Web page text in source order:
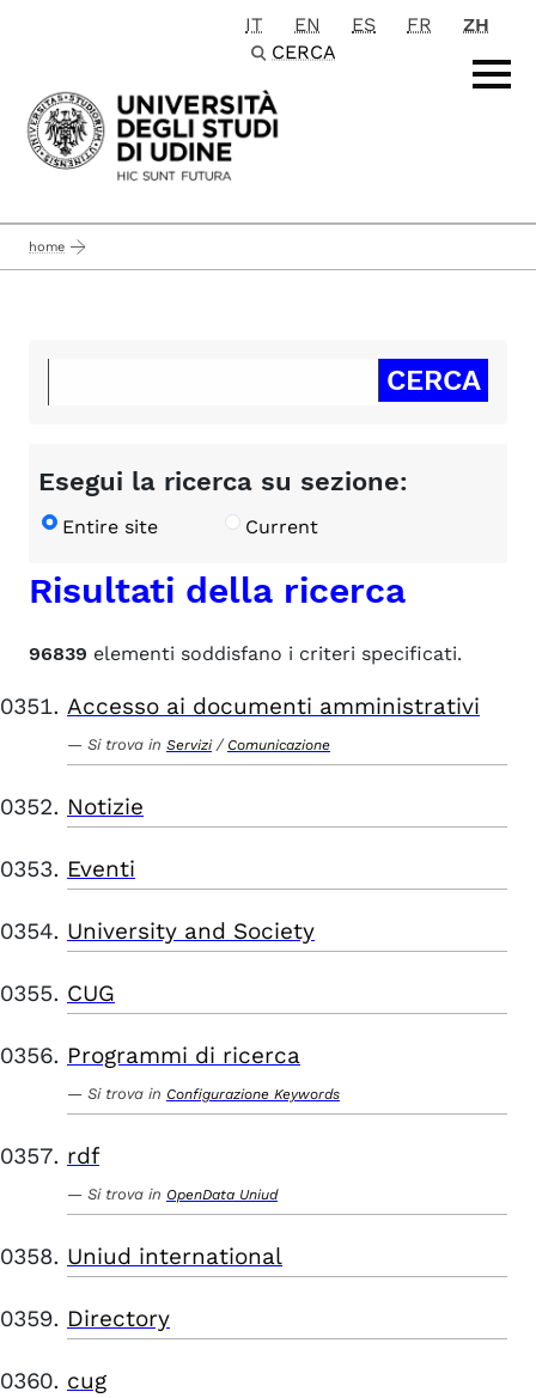
Passa al contenuto principale
IT EN ES FR
ZH
CERCA
home
Esegui la ricerca su sezione:
Entire site Current
Risultati della ricerca
96839 elementi soddisfano i criteri specificati.
Accesso ai documenti amministrativi
Si trova in Servizi / Comunicazione
Notizie
Eventi
University and Society
CUG
Programmi di ricerca
Si trova in Configurazione Keywords
rdf
Si trova in OpenData Uniud
Uniud international
Directory
cug